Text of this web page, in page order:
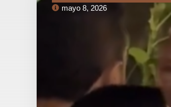
mayo 8, 2026